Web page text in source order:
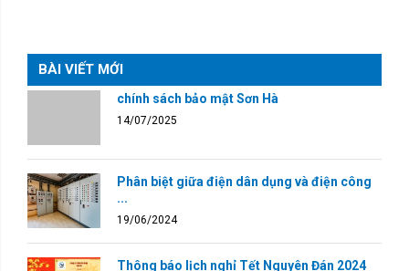
BÀI VIẾT MỚI
chính sách bảo mật Sơn Hà
14/07/2025
Phân biệt giữa điện dân dụng và điện công
...
19/06/2024
Thông báo lịch nghỉ Tết Nguyên Đán 2024